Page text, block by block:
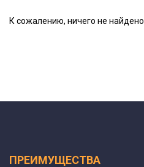
К сожалению, ничего не найдено
ПРЕИМУЩЕСТВА